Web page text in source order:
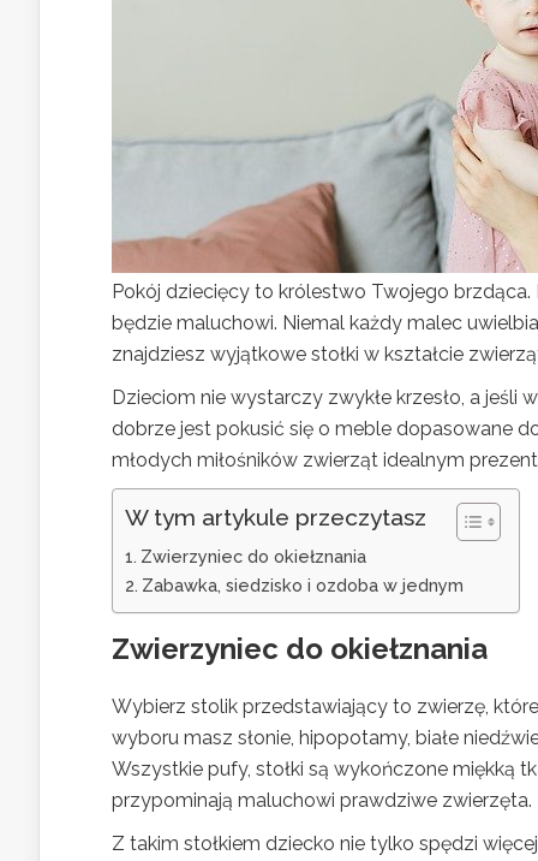
Pokój dziecięcy to królestwo Twojego
będzie maluchowi. Niemal każdy malec
znajdziesz wyjątkowe stołki w kształcie
Dzieciom nie wystarczy zwykłe krzesło, a
dobrze jest pokusić się o meble dopasowane
młodych miłośników zwierząt idealnym
W tym artykule przeczytasz
Zwierzyniec do okiełznania
Zabawka, siedzisko i ozdoba w jednym
Zwierzyniec do okiełznania
Wybierz stolik przedstawiający to zwierzę,
wyboru masz słonie, hipopotamy, białe
Wszystkie pufy, stołki są wykończone miękką
przypominają maluchowi prawdziwe zwierzęta.
Z takim stołkiem dziecko nie tylko spędzi